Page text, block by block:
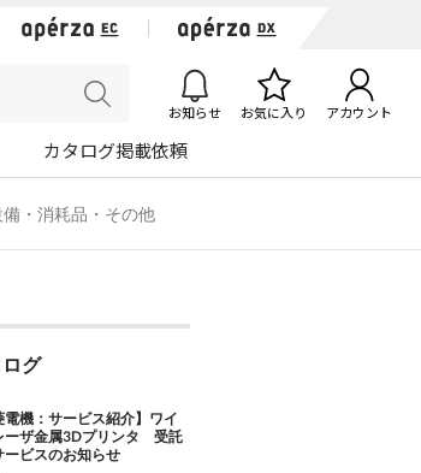
お知らせ お気に入り アカウント
カタログ掲載依頼
備・消耗品・その他
グ
電機：サービス紹介】ワイ
ーザ金属3Dプリンタ 受託
ービスのお知らせ